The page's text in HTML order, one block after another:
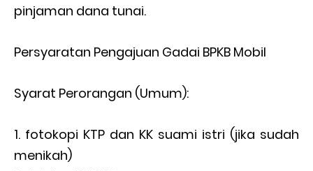
pinjaman dana tunai.
Persyaratan Pengajuan Gadai BPKB Mobil
Syarat Perorangan (Umum):
fotokopi KTP dan KK suami istri (jika sudah
menikah)